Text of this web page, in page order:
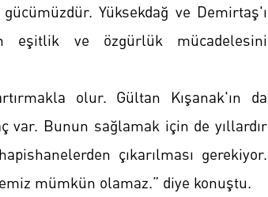
Yüksekdağ ve Demirtaş'ı
eşitlik ve özgürlük mücadelesini
olur. Gültan Kışanak'ın da
Bunun sağlamak için de yıllardır
çıkarılması gerekiyor.
mümkün olamaz.” diye konuştu.